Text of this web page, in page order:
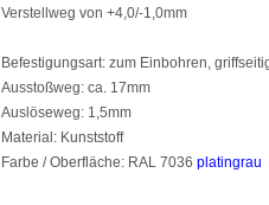
Verstellweg von +4,0/-1,0mm
Befestigungsart: zum Einbohren,
Ausstoßweg: ca. 17mm
Auslöseweg: 1,5mm
Material: Kunststoff
Farbe / Oberfläche: RAL 7036 platingrau